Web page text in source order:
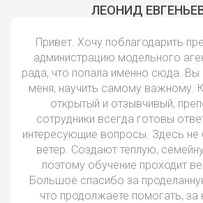
ЛЕОНИД
Привет. Хочу поблагодарить
администрацию модельного
рада, что попала именно сюда. Вы
меня, научить самому важному.
открытый и отзывчивый,
сотрудники всегда готовы
интересующие вопросы. Здесь
ветер. Создают теплую,
поэтому обучение проходит
Большое спасибо за
что продолжаете помогать, за